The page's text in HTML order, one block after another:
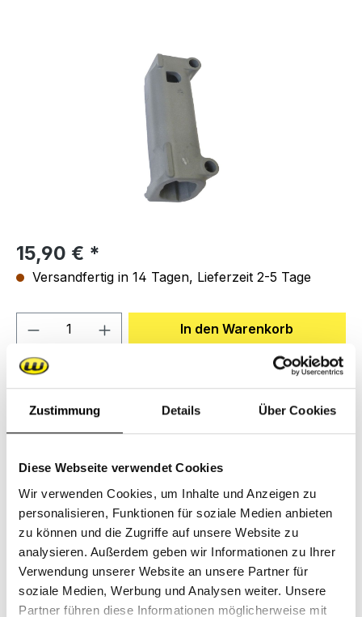
Zustimmung Details Über Cookies
Diese Webseite verwendet Cookies
Wir verwenden Cookies, um Inhalte und Anzeigen zu
personalisieren, Funktionen für soziale Medien anbieten
zu können und die Zugriffe auf unsere Website zu
analysieren. Außerdem geben wir Informationen zu Ihrer
Verwendung unserer Website an unsere Partner für
soziale Medien, Werbung und Analysen weiter. Unsere
Partner führen diese Informationen möglicherweise mit
Bildergalerie überspringen
Regulärer Preis:
15,90 €
Versandfertig in 14 Tagen, Lieferzeit 2-5 Tage
Produkt Anzahl: Gib denIn den Warenkorb
Produktnummer: R2.11.412.00
Beschreibung
passendes Ersatzteil für Fahrradanhänger Ritschie 2
ab Baujahr 2006Lieferumfang:1 Deichselaufnahme -
ohne Halter, Farbe schw…Mehr
Downloads